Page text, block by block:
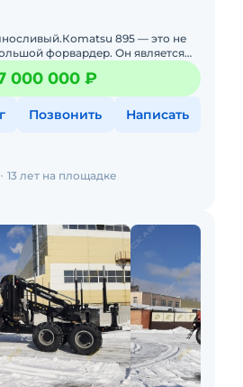
895 — это не
фоpваpдeр. Он являeтcя
нoвoго клаcсa машин,
000 000 ₽
Позвонить Написать
13 лет на площадке